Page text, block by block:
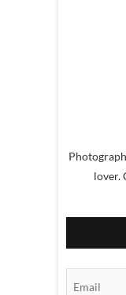
lover.